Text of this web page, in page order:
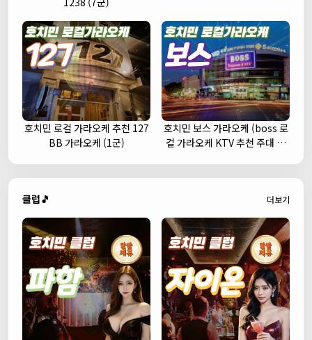
호치민 로컬 가라오케 추천 127
BB 가라오케 (1군)
호치민 보스 가라오케 (boss 로
컬 가라오케 KTV 추천 주대 예
클럽🎵 더보기